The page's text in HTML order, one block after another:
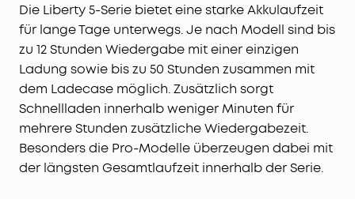
Die Liberty 5-Serie bietet eine starke Akkulaufzeit
für lange Tage unterwegs. Je nach Modell sind bis
zu 12 Stunden Wiedergabe mit einer einzigen
Ladung sowie bis zu 50 Stunden zusammen mit
dem Ladecase möglich. Zusätzlich sorgt
Schnellladen innerhalb weniger Minuten für
mehrere Stunden zusätzliche Wiedergabezeit.
Besonders die Pro-Modelle überzeugen dabei mit
der längsten Gesamtlaufzeit innerhalb der Serie.